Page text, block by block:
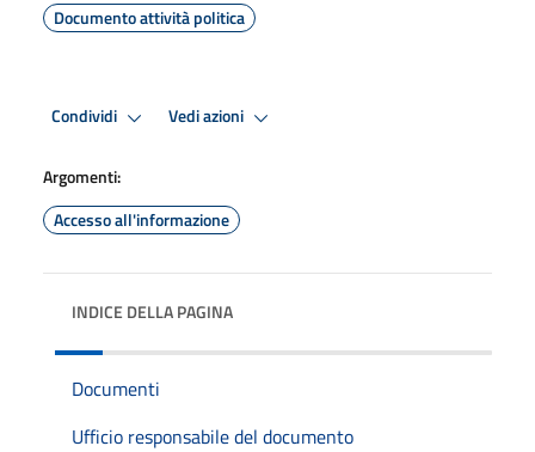
Documento attività politica
Condividi Vedi azioni
Argomenti:
Accesso all'informazione
INDICE DELLA PAGINA
Documenti
Ufficio responsabile del documento